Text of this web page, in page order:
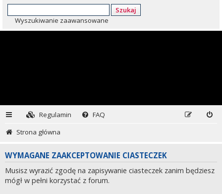
Szukaj
Wyszukiwanie zaawansowane
Regulamin
FAQ
Strona główna
WYMAGANE ZAAKCEPTOWANIE CIASTECZEK
Musisz wyrazić zgodę na zapisywanie ciasteczek zanim będziesz
mógł w pełni korzystać z forum.